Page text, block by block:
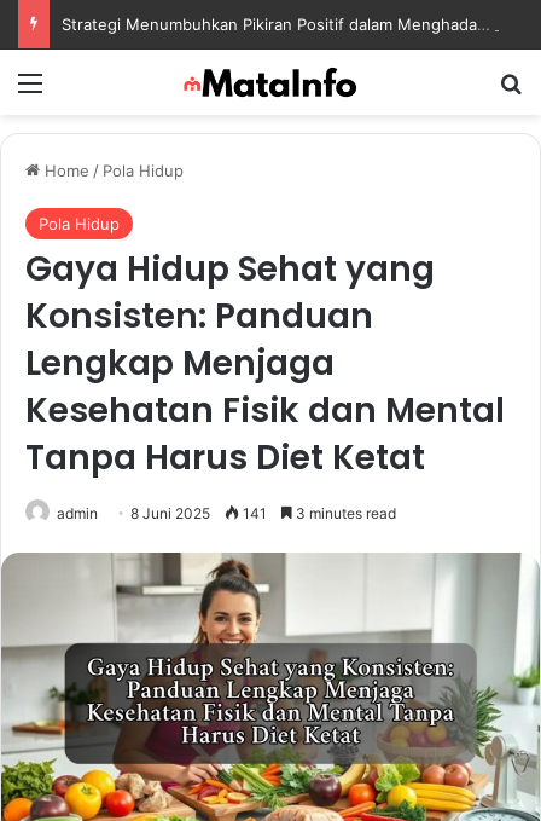
Strategi Menumbuhkan Pikiran Positif dalam Menghadapi Tantangan Kehidupan Modern
Home / Pola Hidup
Pola Hidup
Gaya Hidup Sehat yang
Konsisten: Panduan
Lengkap Menjaga
Kesehatan Fisik dan Mental
Tanpa Harus Diet Ketat
admin 8 Juni 2025 141 3 minutes read